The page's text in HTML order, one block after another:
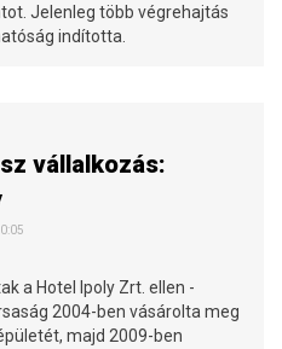
Jelenleg több végrehajtás
indította.
vállalkozás:
a Hotel Ipoly Zrt. ellen -
2004-ben vásárolta meg
majd 2009-ben